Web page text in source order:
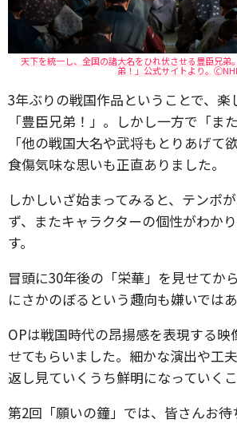
天下を統一し、全国の諸大名をひれ伏させる豊臣兄弟
弟！」公式サイトより。
3年ぶりの戦国作品ということで、楽
「豊臣兄弟！」。しかし一方で「ま
「他の戦国大名や武将もとりあげ
食傷気味な思いも正直ありました。
しかしいざ始まってみると、テンポ
ず、またキャラクターの個性がわか
す。
冒頭に30年後の「栄華」を見せてか
にさかのぼるという趣向も嫌いではあ
OPは戦国時代の昂揚感を表現する映
せてもらいました。細かな演出や工
返し見ていくうち鮮明になっていくこ
第2回「願いの鐘」では、皆さんお